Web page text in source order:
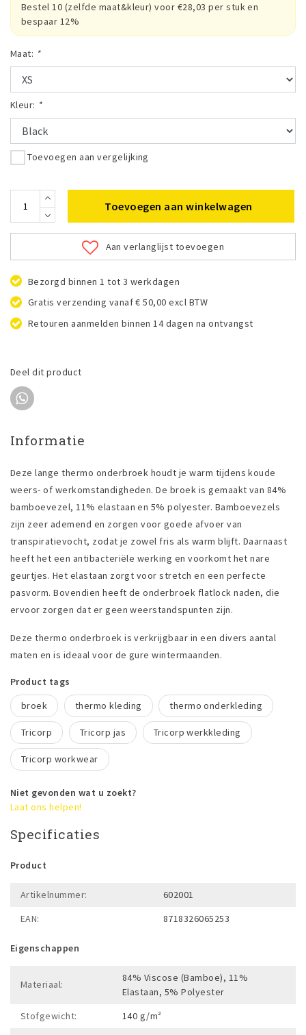
Bestel 10 (zelfde maat&kleur) voor €28,03 per stuk en
bespaar 12%
Maat: *
Kleur: *
Toevoegen aan vergelijking
Toevoegen aan winkelwagen
Aan verlanglijst toevoegen
Bezorgd binnen 1 tot 3 werkdagen
Gratis verzending vanaf € 50,00 excl BTW
Retouren aanmelden binnen 14 dagen na ontvangst
Deel dit product
Informatie
Deze lange thermo onderbroek houdt je warm tijdens koude
weers- of werkomstandigheden. De broek is gemaakt van 84%
bamboevezel, 11% elastaan en 5% polyester. Bamboevezels
zijn zeer ademend en zorgen voor goede afvoer van
transpiratievocht, zodat je zowel fris als warm blijft. Daarnaast
heeft het een antibacteriële werking en voorkomt het nare
geurtjes. Het elastaan zorgt voor stretch en een perfecte
pasvorm. Bovendien heeft de onderbroek flatlock naden, die
ervoor zorgen dat er geen weerstandspunten zijn.
Deze thermo onderbroek is verkrijgbaar in een divers aantal
maten en is ideaal voor de gure wintermaanden.
Product tags
broek
thermo kleding thermo onderkleding
Tricorp Tricorp jas Tricorp werkkleding
Tricorp workwear
Niet gevonden wat u zoekt?
Laat ons helpen!
Specificaties
Product
Artikelnummer:
602001
EAN:
8718326065253
Eigenschappen
Materiaal:
84% Viscose (Bamboe), 11%
Elastaan, 5% Polyester
Stofgewicht:
140 g/m²